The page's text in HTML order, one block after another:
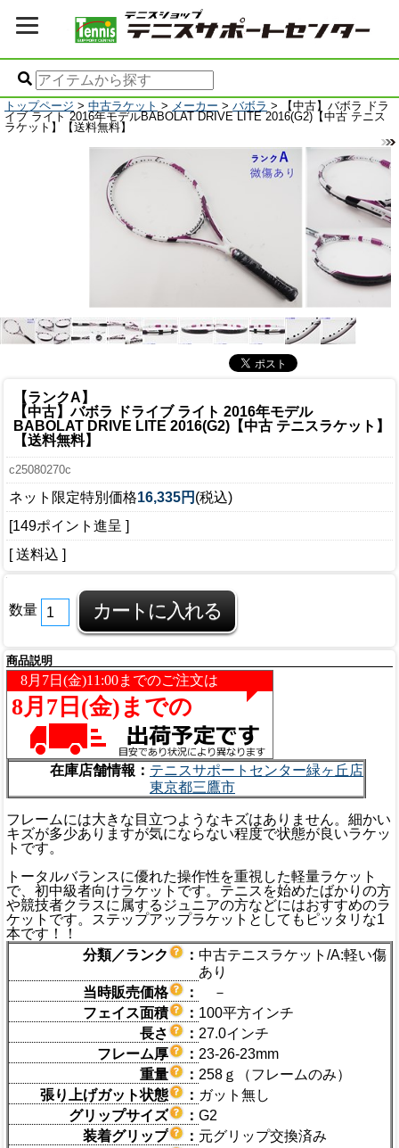
トップページ > 中古ラケット > メーカー > バボラ > 【中古】バボラ ドラ
イブ ライト 2016年モデルBABOLAT DRIVE LITE 2016(G2)【中古 テニス
ラケット】【送料無料】
【ランクA】
【中古】バボラ ドライブ ライト 2016年モデル
BABOLAT DRIVE LITE 2016(G2)【中古 テニスラケット】
【送料無料】
c25080270c
ネット限定特別価格16,335円 (税込)
[149ポイント進呈 ]
[ 送料込 ]
数量
商品説明
在庫店舗情報： テニスサポートセンター緑ヶ丘店
東京都三鷹市
フレームには大きな目立つようなキズはありません。細かい
キズが多少ありますが気にならない程度で状態が良いラケッ
トです。
トータルバランスに優れた操作性を重視した軽量ラケット
で、初中級者向けラケットです。テニスを始めたばかりの方
や競技者クラスに属するジュニアの方などにはおすすめのラ
ケットです。ステップアップラケットとしてもピッタリな1
本です！！
分類／ランク
： 中古テニスラケット/A:軽い傷
あり
当時販売価格
：
－
フェイス面積
： 100平方インチ
長さ
： 27.0インチ
フレーム厚
： 23-26-23mm
重量
： 258ｇ（フレームのみ）
張り上げガット状態
： ガット無し
グリップサイズ
： G2
装着グリップ
： 元グリップ交換済み